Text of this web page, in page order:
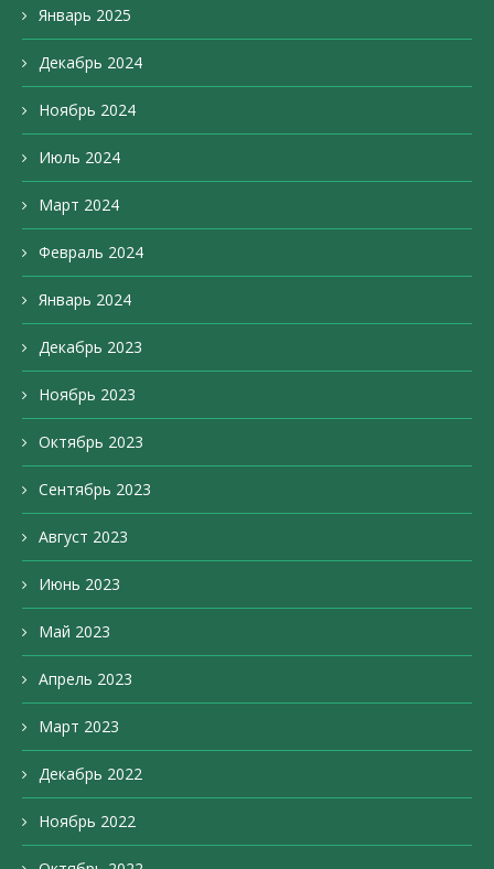
Январь 2025
Декабрь 2024
Ноябрь 2024
Июль 2024
Март 2024
Февраль 2024
Январь 2024
Декабрь 2023
Ноябрь 2023
Октябрь 2023
Сентябрь 2023
Август 2023
Июнь 2023
Май 2023
Апрель 2023
Март 2023
Декабрь 2022
Ноябрь 2022